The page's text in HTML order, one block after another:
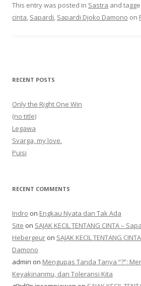
This entry was posted in Sastra and
cinta, Sapardi, Sapardi Djoko Damono on
RECENT POSTS
Only the Right One Win
(no title)
Legawa
Svarga, my love.
Puisi
RECENT COMMENTS
Indro on Engkau Nyata dan Tak Ada
Site on SAJAK KECIL TENTANG CINTA –
Hebergeur on SAJAK KECIL TENTANG
Damono
admin on Mengupas Tanda Tanya “?”:
Keyakinanmu, dan Toleransi Kita